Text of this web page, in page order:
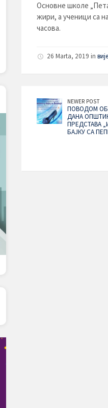
Основне школе
жири, а ученици са
часова.
26 Marta, 2019 in
NEWER POST
ПОВОДОМ
ДАНА
ПРЕДСТАВА
БАЈКУ СА